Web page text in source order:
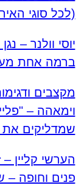
(לכל סוגי
יוסי וולנר –
ברמה אחת
מקצבים
וימאהה –
שמדליקים
הערשי קליין
פנים וחופה